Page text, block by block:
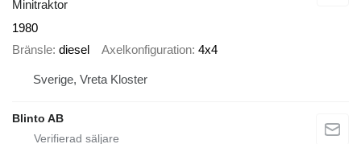
Minitraktor
1980
Bränsle diesel Axelkonfiguration 4x4
Sverige, Vreta Kloster
Blinto AB